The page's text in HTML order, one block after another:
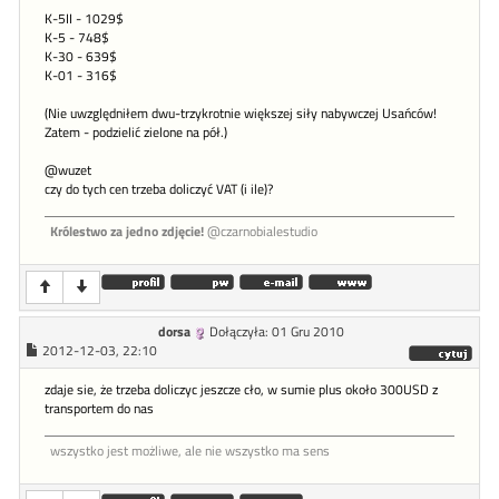
K-5II - 1029$
K-5 - 748$
K-30 - 639$
K-01 - 316$
(Nie uwzględniłem dwu-trzykrotnie większej siły nabywczej Usańców!
Zatem - podzielić zielone na pół.)
@wuzet
czy do tych cen trzeba doliczyć VAT (i ile)?
Królestwo za jedno zdjęcie!@czarnobialestudio
dorsa
Dołączyła: 01 Gru 2010
2012-12-03, 22:10
zdaje sie, że trzeba doliczyc jeszcze cło, w sumie plus około 300USD z
transportem do nas
wszystko jest możliwe, ale nie wszystko ma sens